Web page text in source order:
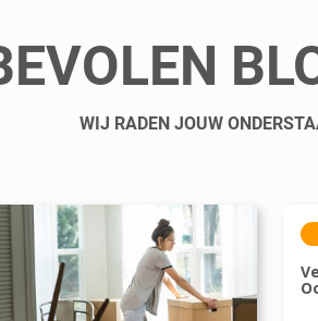
WIJ RADEN JOUW